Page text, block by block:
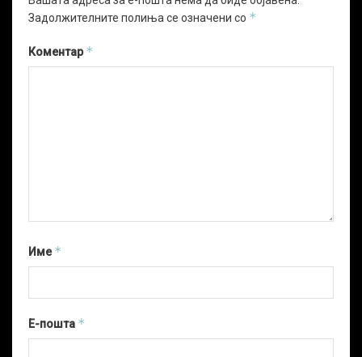
Задолжителните полиња се означени со *
Коментар*
Име*
Е-пошта *